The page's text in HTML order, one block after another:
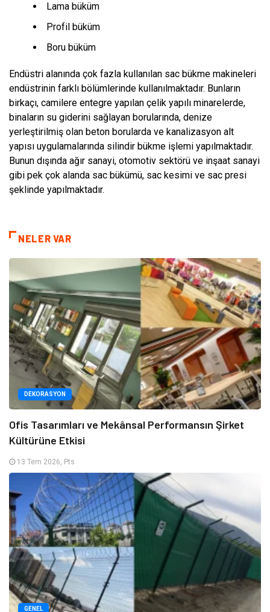
Lama büküm
Profil büküm
Boru büküm
Endüstri alanında çok fazla kullanılan sac bükme makineleri
endüstrinin farklı bölümlerinde kullanılmaktadır. Bunların
birkaçı, camilere entegre yapılan çelik yapılı minarelerde,
binaların su giderini sağlayan borularında, denize
yerleştirilmiş olan beton borularda ve kanalizasyon alt
yapısı uygulamalarında silindir bükme işlemi yapılmaktadır.
Bunun dışında ağır sanayi, otomotiv sektörü ve inşaat sanayi
gibi pek çok alanda sac bükümü, sac kesimi ve sac presi
şeklinde yapılmaktadır.
NELER VAR
DEKORASYON
Ofis Tasarımları ve Mekânsal Performansın Şirket
Kültürüne Etkisi
13 Tem 2026, Pts
GENEL